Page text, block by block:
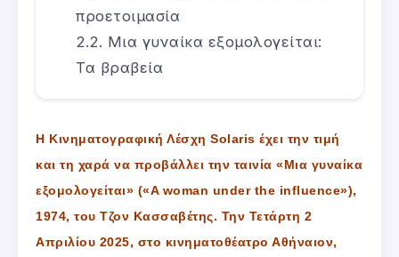
προετοιμασία
Μια γυναίκα εξομολογείται:
Τα βραβεία
Η Κινηματογραφική Λέσχη Solaris έχει την τιμή
και τη χαρά να προβάλλει την ταινία «Μια γυναίκα
εξομολογείται» («A woman under the influence»),
1974, του Τζον Κασσαβέτης. Την Τετάρτη 2
Απριλίου 2025, στο κινηματοθέατρο Αθήναιον,